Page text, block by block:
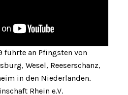
führte an Pfingsten von
Wesel, Reeserschanz,
in den Niederlanden.
Rhein e.V.